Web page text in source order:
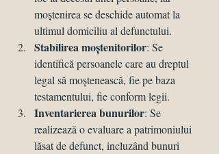
moștenirea se deschide automat la
ultimul domiciliu al defunctului.
Stabilirea moștenitorilor: Se
identifică persoanele care au dreptul
legal să moștenească, fie pe baza
testamentului, fie conform legii.
Inventarierea bunurilor: Se
realizează o evaluare a patrimoniului
lăsat de defunct, incluzând bunuri